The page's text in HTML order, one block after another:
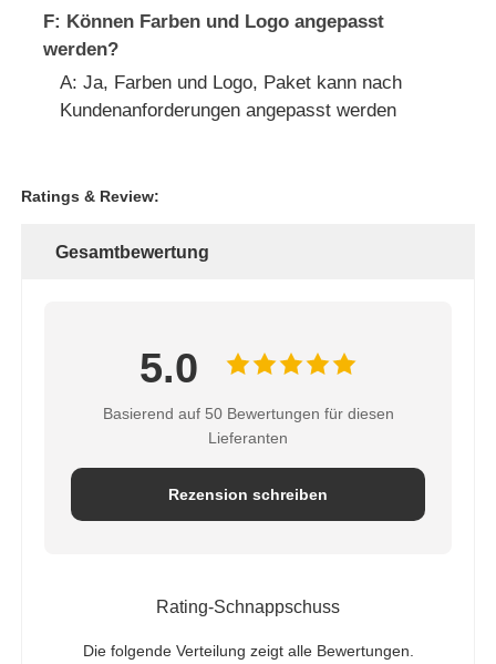
F: Können Farben und Logo angepasst
werden?
A: Ja, Farben und Logo, Paket kann nach
Kundenanforderungen angepasst werden
Ratings & Review:
Gesamtbewertung
5.0
Basierend auf 50 Bewertungen für diesen
Lieferanten
Rezension schreiben
Rating-Schnappschuss
Die folgende Verteilung zeigt alle Bewertungen.